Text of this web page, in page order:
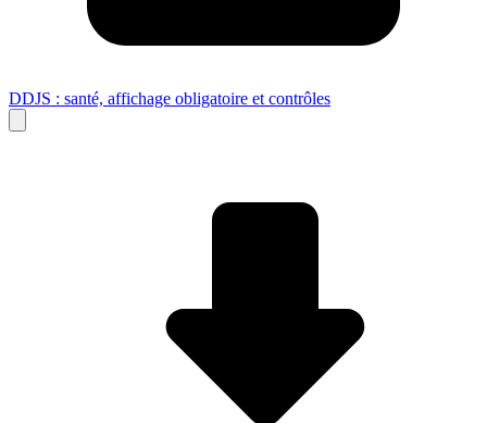
DDJS : santé, affichage obligatoire et contrôles